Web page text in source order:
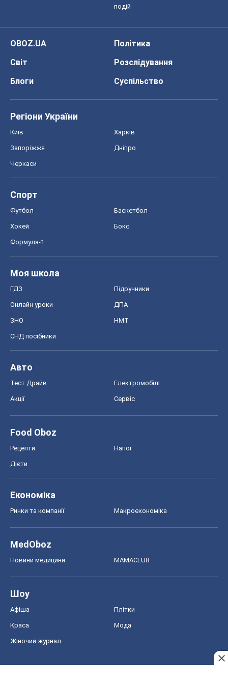
подій
OBOZ.UA
Політика
Світ
Розслідування
Блоги
Суспільство
Регіони України
Київ Харків
Запоріжжя Дніпро
Черкаси
Спорт
Футбол Баскетбол
Хокей Бокс
Формула-1
Моя школа
ГДЗ Підручники
Онлайн уроки ДПА
ЗНО НМТ
СНД посібники
Авто
Тест Драйв Електромобілі
Акції Сервіс
Food Oboz
Рецепти Напої
Дієти
Економіка
Ринки та компанії Макроекономіка
MedOboz
Новини медицини MAMACLUB
Шоу
Афіша Плітки
Краса Мода
Жіночий журнал